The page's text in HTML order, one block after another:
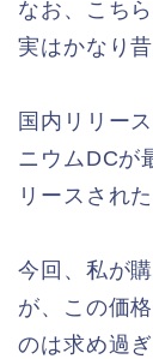
なお、こち
実はかなり
国内リリー
ニウムDCが
リースされ
今回、私が
が、この価
のは求め過